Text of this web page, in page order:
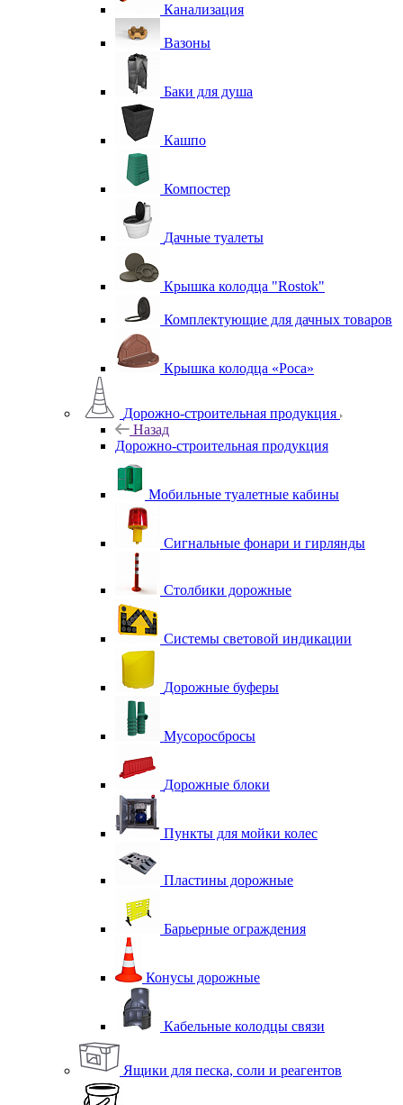
Канализация
Вазоны
Баки для душа
Кашпо
Компостер
Дачные туалеты
Крышка колодца "Rostok"
Комплектующие для дачных товаров
Крышка колодца «Роса»
Дорожно-строительная продукция
Назад
Дорожно-строительная продукция
Мобильные туалетные кабины
Сигнальные фонари и гирлянды
Столбики дорожные
Системы световой индикации
Дорожные буферы
Мусоросбросы
Дорожные блоки
Пункты для мойки колес
Пластины дорожные
Барьерные ограждения
Конусы дорожные
Кабельные колодцы связи
Ящики для песка, соли и реагентов